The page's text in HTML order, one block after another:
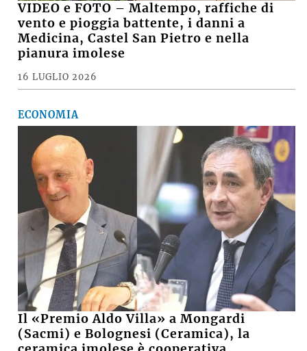
VIDEO e FOTO – Maltempo, raffiche di
vento e pioggia battente, i danni a
Medicina, Castel San Pietro e nella
pianura imolese
16 LUGLIO 2026
ECONOMIA
Il «Premio Aldo Villa» a Mongardi
(Sacmi) e Bolognesi (Ceramica), la